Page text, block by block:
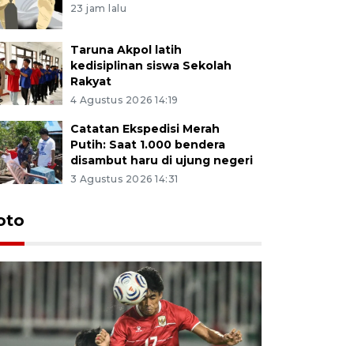
23 jam lalu
Taruna Akpol latih
kedisiplinan siswa Sekolah
Rakyat
4 Agustus 2026 14:19
Catatan Ekspedisi Merah
Putih: Saat 1.000 bendera
disambut haru di ujung negeri
3 Agustus 2026 14:31